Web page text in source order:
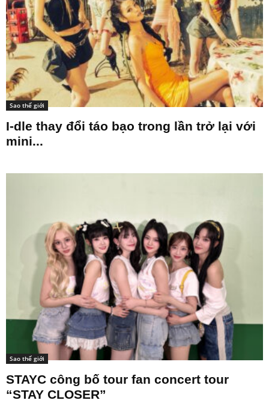
Sao thế giới
I-dle thay đổi táo bạo trong lần trở lại với
mini...
Sao thế giới
STAYC công bố tour fan concert tour
“STAY CLOSER”